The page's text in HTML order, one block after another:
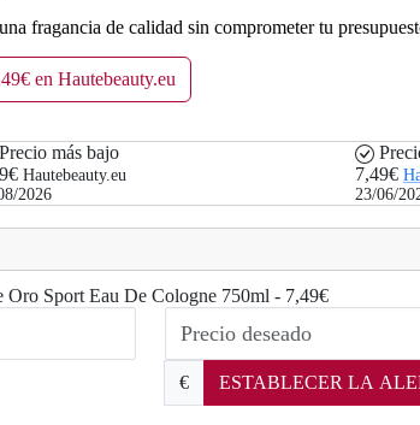
fragancia de calidad sin comprometer tu
en Hautebeauty.eu
Precio más bajo
Hautebeauty.eu
2026
7,49€
23/06/
Oro Sport Eau De Cologne 750ml - 7,49€
€
ESTABLECER LA